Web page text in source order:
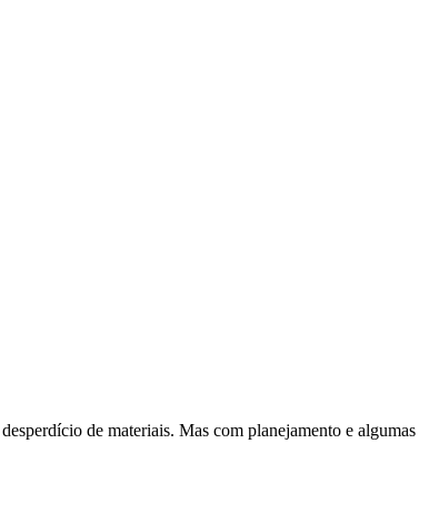
de materiais. Mas com planejamento e algumas